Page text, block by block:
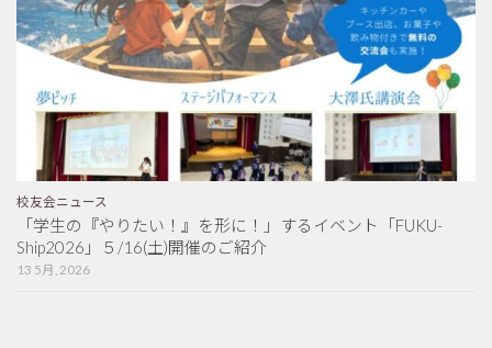
校友会ニュース
「学生の『やりたい！』を形に！」するイベント「FUKU-
Ship2026」５/16(土)開催のご紹介
13 5月, 2026